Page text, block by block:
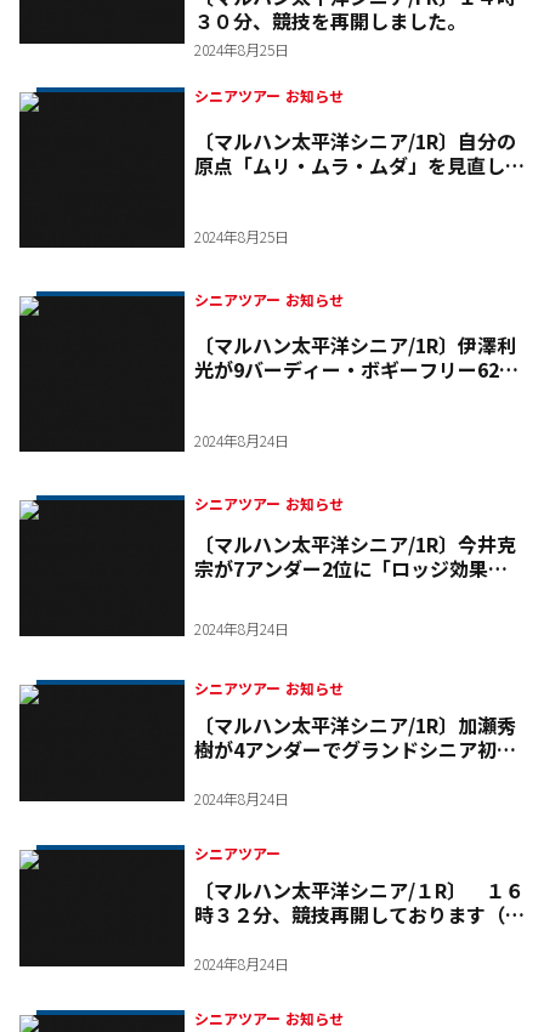
３０分、競技を再開しました。
2024年8月25日
シニアツアー お知らせ
〔マルハン太平洋シニア/1R〕自分の
原点「ムリ・ムラ・ムダ」を見直し、
2024年8月25日
シニアツアー お知らせ
〔マルハン太平洋シニア/1R〕伊澤利
光が9バーディー・ボギーフリー62を
2024年8月24日
シニアツアー お知らせ
〔マルハン太平洋シニア/1R〕今井克
宗が7アンダー2位に「ロッジ効果」
を目指す
2024年8月24日
シニアツアー お知らせ
〔マルハン太平洋シニア/1R〕加瀬秀
樹が4アンダーでグランドシニア初日
2024年8月24日
シニアツアー
〔マルハン太平洋シニア/１R〕 １６
時３２分、競技再開しております（中
2024年8月24日
シニアツアー お知らせ